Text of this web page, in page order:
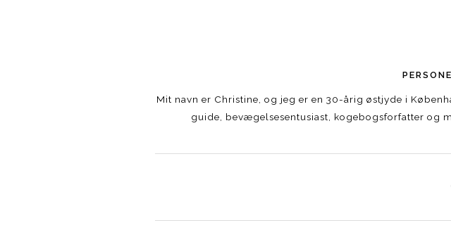
Mit navn er Christine, og jeg er en 30-årig østjyde i
guide, bevægelsesentusiast, kogebogsforfatter og